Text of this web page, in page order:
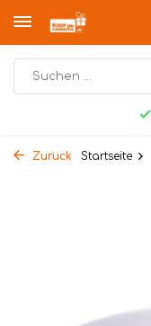
Zurück Startseite